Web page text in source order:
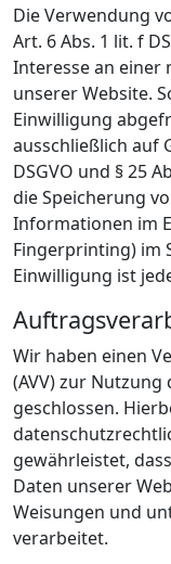
Die Verwendung
Art. 6 Abs. 1 lit. f
Interesse an einer
unserer Website.
Einwilligung
ausschließlich auf
DSGVO und § 25
die Speicherung
Informationen im
Fingerprinting) im
Einwilligung ist
Wir haben einen
(AVV) zur
geschlossen.
gewährleistet,
Daten unserer
Weisungen und
verarbeitet.